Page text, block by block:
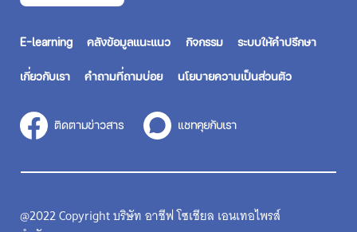
E-learning คลังข้อมูลแนะแนว กิจกรรม ระบบให้คำปรึกษา
เกี่ยวกับเรา คำถามที่ถามบ่อย นโยบายความเป็นส่วนตัว
ติดตามข่าวสาร แชทคุยกับเรา
@2022 Copyright บริษัท อาชีฟ โซเชียล เอนเทอไพรส์